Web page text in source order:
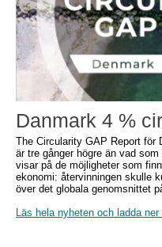
Danmark 4 %
The Circularity GAP Report för
är tre gånger högre än vad
visar på de möjligheter som
ekonomi: återvinningen skulle
över det globala genomsnittet
Läs hela nyheten och ladda ner